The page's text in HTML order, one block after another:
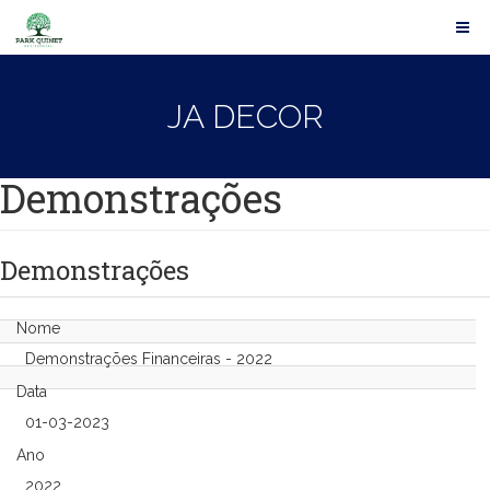
JA DECOR
Demonstrações
Demonstrações
Nome
Demonstrações Financeiras - 2022
Data
01-03-2023
Ano
2022